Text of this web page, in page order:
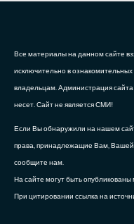
Все материалы на данном сайте
исключительно в
владельцам. Администрация
несет. Сайт не является СМИ!
Если Вы обнаружили на нашем
права, принадлежащие Вам, Вашей
сообщите нам.
На сайте могут быть
При цитировании ссылка на